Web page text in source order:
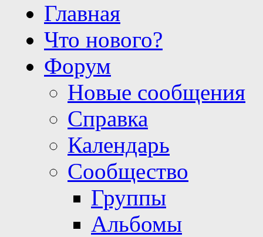
Главная
Что нового?
Форум
Новые сообщения
Справка
Календарь
Сообщество
Группы
Альбомы